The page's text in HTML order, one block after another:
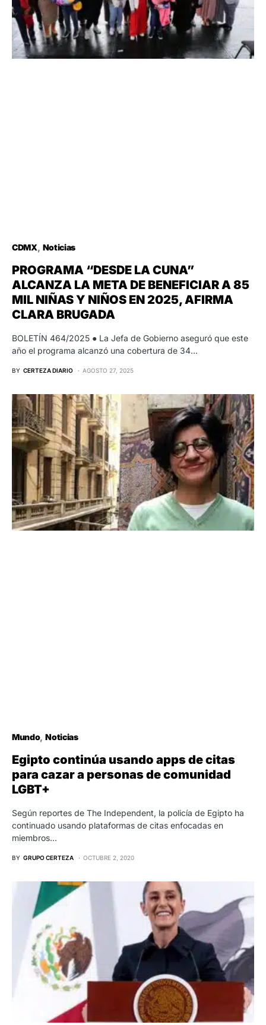
CDMX Noticias
PROGRAMA “DESDE LA CUNA”
ALCANZA LA META DE BENEFICIAR A 85
MIL NIÑAS Y NIÑOS EN 2025, AFIRMA
CLARA BRUGADA
BOLETÍN 464/2025 ● La Jefa de Gobierno aseguró que este
año el programa alcanzó una cobertura de 34…
BY CERTEZA DIARIO AGOSTO 27, 2025
Mundo Noticias
Egipto continúa usando apps de citas
para cazar a personas de comunidad
LGBT+
Según reportes de The Independent, la policía de Egipto ha
continuado usando plataformas de citas enfocadas en
miembros…
BY GRUPO CERTEZA OCTUBRE 2, 2020